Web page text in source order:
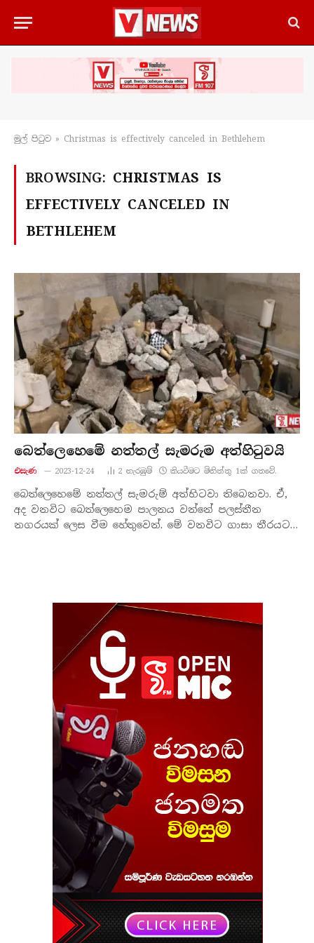
මුල් පිටු​ව » Christmas is effectively canceled in Bethlehem
BROWSING: CHRISTMAS IS
EFFECTIVELY CANCELED IN
BETHLEHEM
බෙත්ලෙහෙමේ නත්තල් සැමරුම අත්හිටුවයි
එසැණ 2023-12-24 2 නැරඹු​ම් කියවීමට මිනිත්තු 1ක් ගතවේ.
බෙත්ලෙහෙමේ නත්තල් සැමරුම් අත්හිටවා තිබෙනවා. ඒ,
අද වනවිට බෙත්ලෙහෙම පාලනය වන්නේ පලස්තීන
නගරයක් ලෙස වීම හේතුවෙන්. මේ වනවිට ගාසා තීරයට…